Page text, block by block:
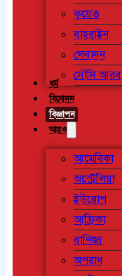
কুয়েত
বাহরাইন
লেবানন
সৌদি আরব
ধর্ম
বিনোদন
বিজ্ঞাপন
আরও
আমেরিকা
অস্ট্রেলিয়া
ইউরোপ
আফ্রিকা
বাণিজ্য
অপরাধ